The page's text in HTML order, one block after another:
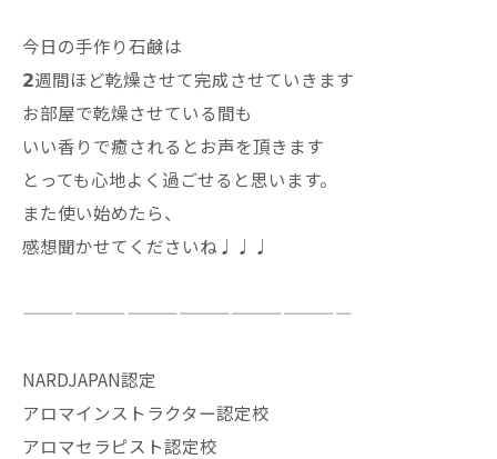
今日の手作り石鹸は
𝟮週間ほど乾燥させて完成させていきます
お部屋で乾燥させている間も
いい香りで癒されるとお声を頂きます
とっても心地よく過ごせると思います。
また使い始めたら、
感想聞かせてくださいね♩♩♩
———————————————————
NARDJAPAN認定
アロマインストラクター認定校
アロマセラピスト認定校